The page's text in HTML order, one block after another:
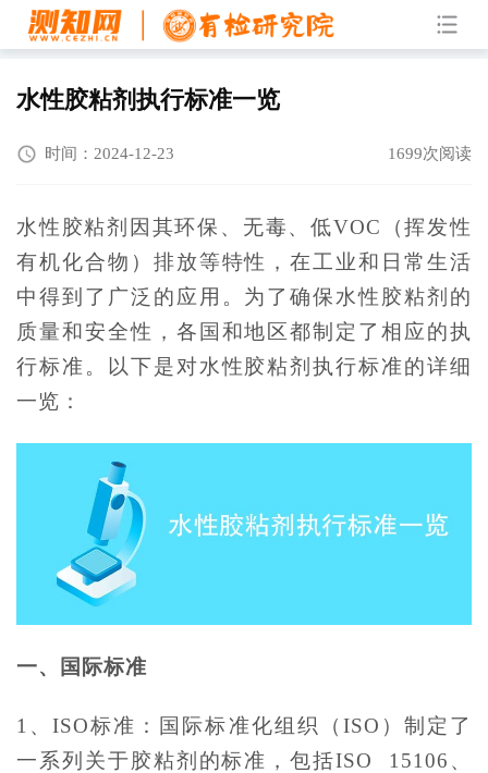
水性胶粘剂执行标准一览
时间：2024-12-23 1699次阅读
水性胶粘剂因其环保、无毒、低VOC（挥发性
有机化合物）排放等特性，在工业和日常生活
中得到了广泛的应用。为了确保水性胶粘剂的
质量和安全性，各国和地区都制定了相应的执
行标准。以下是对水性胶粘剂执行标准的详细
一览：
一、国际标准
1、ISO标准：国际标准化组织（ISO）制定了
一系列关于胶粘剂的标准，包括ISO 15106、